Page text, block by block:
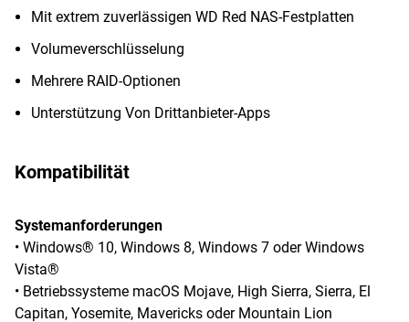
Mit extrem zuverlässigen WD Red NAS-Festplatten
Volumeverschlüsselung
Mehrere RAID-Optionen
Unterstützung Von Drittanbieter-Apps
Kompatibilität
Systemanforderungen
• Windows® 10, Windows 8, Windows 7 oder Windows
Vista®
• Betriebssysteme macOS Mojave, High Sierra, Sierra, El
Capitan, Yosemite, Mavericks oder Mountain Lion